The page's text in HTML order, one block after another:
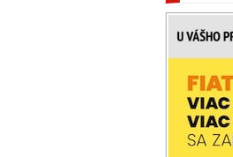
Vezmite
vinárstva
program,
Vlčou
vidieka,
Okrem vín
združenia